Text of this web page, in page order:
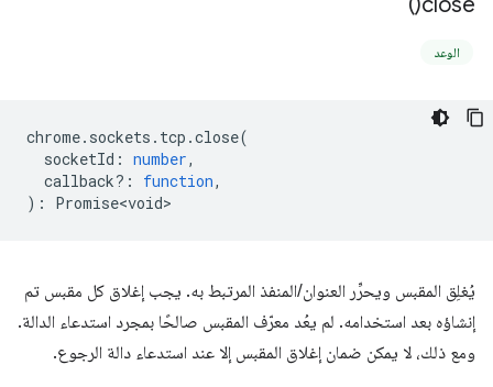
الوعد
chrome. sockets . tcp .close(
socketId : number,
callback? : function,
) : Promise<void>
يُغلِق المقبس ويحرِّر العنوان/المنفذ المرتبط به. يجب إغلاق كل مقبس تم
إنشاؤه بعد استخدامه. لم يعُد معرّف المقبس صالحًا بمجرد استدعاء الدالة.
ومع ذلك، لا يمكن ضمان إغلاق المقبس إلا عند استدعاء دالة الرجوع.